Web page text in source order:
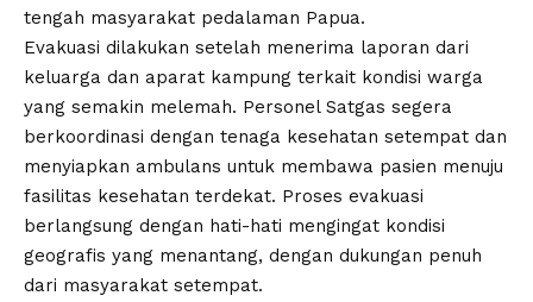
tengah masyarakat pedalaman Papua.
Evakuasi dilakukan setelah menerima laporan dari
keluarga dan aparat kampung terkait kondisi warga
yang semakin melemah. Personel Satgas segera
berkoordinasi dengan tenaga kesehatan setempat dan
menyiapkan ambulans untuk membawa pasien menuju
fasilitas kesehatan terdekat. Proses evakuasi
berlangsung dengan hati-hati mengingat kondisi
geografis yang menantang, dengan dukungan penuh
dari masyarakat setempat.